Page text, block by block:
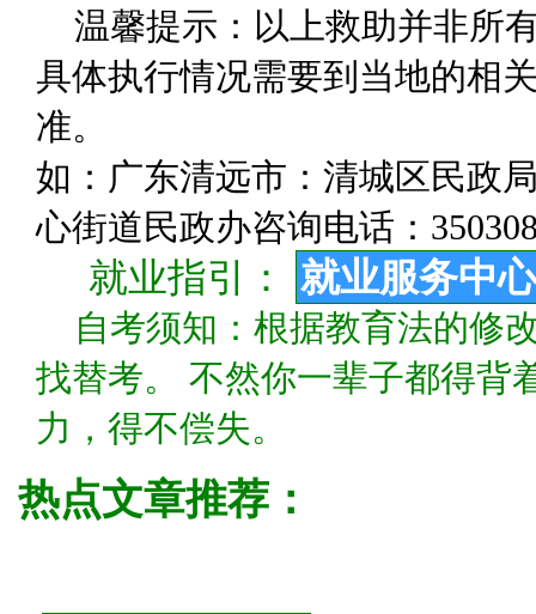
温馨提示：以上救助并非所
具体执行情况需要到当地的相
准。
如：广东清远市：清城区民政
心街道民政办咨询电话：
就业指引： 就业服务中心
自考须知：根据教育法的修
找替考。 不然你一辈子都得背
力，得不偿失。
热点文章推荐：